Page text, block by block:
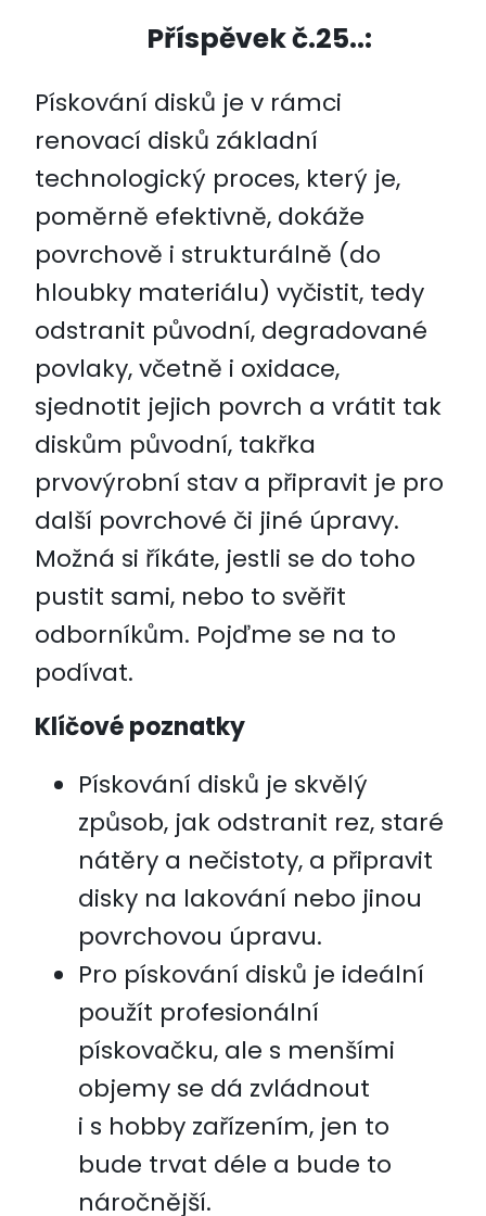
Instagram
Youtube
Příspěvek č.25..:
Pískování disků je v rámci
renovací disků základní
technologický proces, který je,
poměrně efektivně, dokáže
povrchově i strukturálně (do
hloubky materiálu) vyčistit, tedy
odstranit původní, degradované
povlaky, včetně i oxidace,
sjednotit jejich povrch a vrátit tak
diskům původní, takřka
prvovýrobní stav a připravit je pro
další povrchové či jiné úpravy.
Možná si říkáte, jestli se do toho
pustit sami, nebo to svěřit
odborníkům. Pojďme se na to
podívat.
Klíčové poznatky
Pískování disků je skvělý
způsob, jak odstranit rez, staré
nátěry a nečistoty, a připravit
disky na lakování nebo jinou
povrchovou úpravu.
Pro pískování disků je ideální
použít profesionální
pískovačku, ale s menšími
objemy se dá zvládnout
i s hobby zařízením, jen to
bude trvat déle a bude to
náročnější.